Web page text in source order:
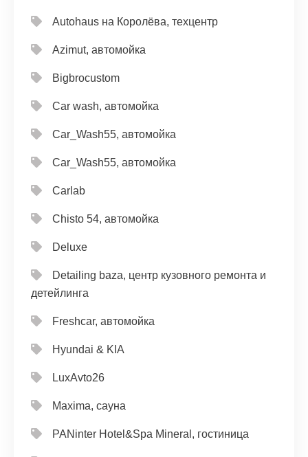
Autohaus на Королёва, техцентр
Azimut, автомойка
Bigbrocustom
Car wash, автомойка
Car_Wash55, автомойка
Car_Wash55, автомойка
Carlab
Chisto 54, автомойка
Deluxe
Detailing baza, центр кузовного ремонта и
детейлинга
Freshcar, автомойка
Hyundai & KIA
LuxAvto26
Maxima, сауна
PANinter Hotel&Spa Mineral, гостиница